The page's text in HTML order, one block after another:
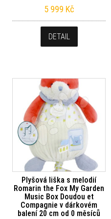
5 999 Kč
DETAIL
Plyšová liška s melodií
Romarin the Fox My Garden
Music Box Doudou et
Compagnie v dárkovém
balení 20 cm od 0 měsíců